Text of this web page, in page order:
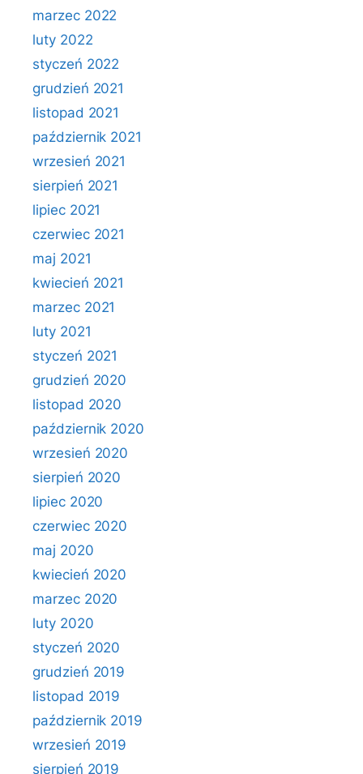
marzec 2022
luty 2022
styczeń 2022
grudzień 2021
listopad 2021
październik 2021
wrzesień 2021
sierpień 2021
lipiec 2021
czerwiec 2021
maj 2021
kwiecień 2021
marzec 2021
luty 2021
styczeń 2021
grudzień 2020
listopad 2020
październik 2020
wrzesień 2020
sierpień 2020
lipiec 2020
czerwiec 2020
maj 2020
kwiecień 2020
marzec 2020
luty 2020
styczeń 2020
grudzień 2019
listopad 2019
październik 2019
wrzesień 2019
sierpień 2019